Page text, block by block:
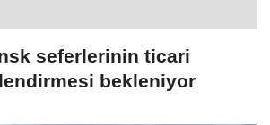
seferlerinin ticari
bekleniyor